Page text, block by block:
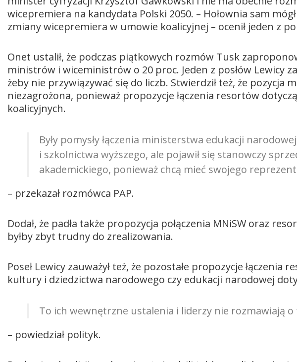
wicepremiera na kandydata Polski 2050. – Hołownia sam
zmiany wicepremiera w umowie koalicyjnej – ocenił jeden z
Onet ustalił, że podczas piątkowych rozmów Tusk
ministrów i wiceministrów o 20 proc. Jeden z posłów Lewicy
żeby nie przywiązywać się do liczb. Stwierdził też, że pozycja
niezagrożona, ponieważ propozycje łączenia resortów
koalicyjnych.
Były pomysły łączenia ministerstwa edukacji
i szkolnictwa wyższego, ale pojawił się stanowczy
akademickiego, ponieważ chcą mieć swojego
– przekazał rozmówca PAP.
Dodał, że padła także propozycja połączenia MNiSW oraz
byłby zbyt trudny do zrealizowania.
Poseł Lewicy zauważył też, że pozostałe propozycje
kultury i dziedzictwa narodowego czy edukacji narodowej
To ich wewnętrzne ustalenia i liderzy nie rozmawiają
– powiedział polityk.